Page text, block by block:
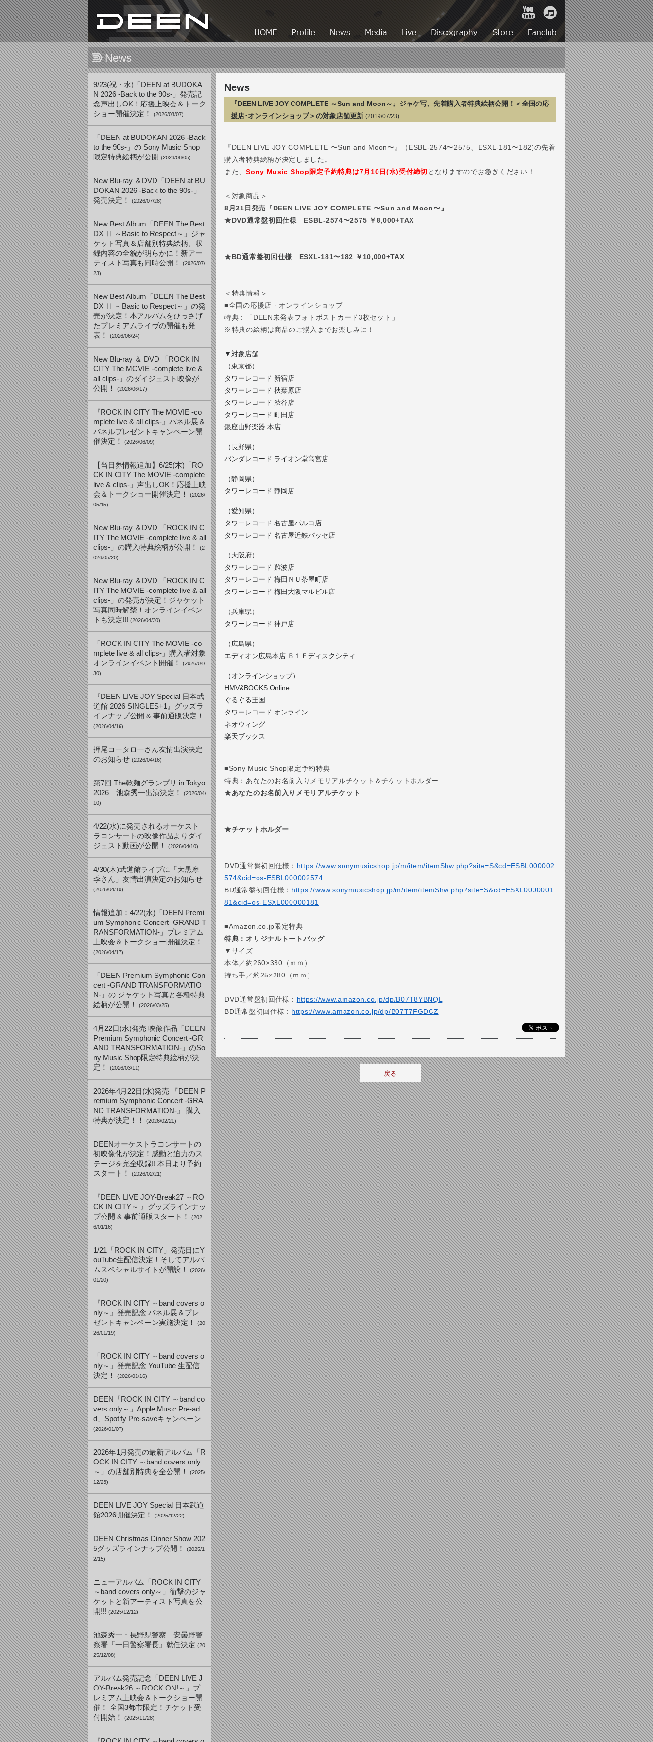
iTunes
YouTube
HOME Profile News Media Live Discography
Store Fanclub
News
9/23(祝・水)「DEEN at BUDOKA
N 2026 -Back to the 90s-」発売記
念声出しOK！応援上映会＆トーク
ショー開催決定！
(2026/08/07)
「DEEN at BUDOKAN 2026 -Back
to the 90s-」の Sony Music Shop
限定特典絵柄が公開 (2026/08/05)
New Blu-ray ＆DVD「DEEN at BU
DOKAN 2026 -Back to the 90s-」
発売決定！
(2026/07/28)
New Best Album「DEEN The Best
DX Ⅱ ～Basic to Respect～」ジャ
ケット写真＆店舗別特典絵柄、収
録内容の全貌が明らかに！新アー
ティスト写真も同時公開！
(2026/07/
23)
New Best Album「DEEN The Best
DX Ⅱ ～Basic to Respect～」の発
売が決定！本アルバムをひっさげ
たプレミアムライヴの開催も発
表！
(2026/06/24)
New Blu-ray ＆ DVD 「ROCK IN
CITY The MOVIE -complete live &
all clips-」のダイジェスト映像が
公開！
(2026/06/17)
『ROCK IN CITY The MOVIE -co
mplete live & all clips-』パネル展＆
パネルプレゼントキャンペーン開
催決定！
(2026/06/09)
【当日券情報追加】6/25(木)「RO
CK IN CITY The MOVIE -complete
live & clips-」声出しOK！応援上映
会＆トークショー開催決定！
(2026/
05/15)
New Blu-ray ＆DVD 「ROCK IN C
ITY The MOVIE -complete live & all
clips-」の購入特典絵柄が公開！
(2
026/05/20)
New Blu-ray ＆DVD 「ROCK IN C
ITY The MOVIE -complete live & all
clips-」の発売が決定！ジャケット
写真同時解禁！オンラインイベン
トも決定!!! (2026/04/30)
「ROCK IN CITY The MOVIE -co
mplete live & all clips-」購入者対象
オンラインイベント開催！
(2026/04/
30)
『DEEN LIVE JOY Special 日本武
道館 2026 SINGLES+1』グッズラ
インナップ公開 & 事前通販決定！
(2026/04/16)
押尾コータローさん友情出演決定
のお知らせ (2026/04/16)
第7回 The乾麺グランプリ in Tokyo
2026 池森秀一出演決定！
(2026/04/
10)
4/22(水)に発売されるオーケスト
ラコンサートの映像作品よりダイ
ジェスト動画が公開！
(2026/04/10)
4/30(木)武道館ライブに「大黒摩
季さん」友情出演決定のお知らせ
(2026/04/10)
情報追加：4/22(水)「DEEN Premi
um Symphonic Concert -GRAND T
RANSFORMATION-」プレミアム
上映会＆トークショー開催決定！
(2026/04/17)
「DEEN Premium Symphonic Con
cert -GRAND TRANSFORMATIO
N-」の ジャケット写真と各種特典
絵柄が公開！
(2026/03/25)
4月22日(水)発売 映像作品「DEEN
Premium Symphonic Concert -GR
AND TRANSFORMATION-」のSo
ny Music Shop限定特典絵柄が決
定！
(2026/03/11)
2026年4月22日(水)発売 『DEEN P
remium Symphonic Concert -GRA
ND TRANSFORMATION-』 購入
特典が決定！！
(2026/02/21)
DEENオーケストラコンサートの
初映像化が決定！感動と迫力のス
テージを完全収録!! 本日より予約
スタート！
(2026/02/21)
『DEEN LIVE JOY-Break27 ～RO
CK IN CITY～ 』グッズラインナッ
プ公開 & 事前通販スタート！
(202
6/01/16)
1/21「ROCK IN CITY」発売日にY
ouTube生配信決定！そしてアルバ
ムスペシャルサイトが開設！
(2026/
01/20)
『ROCK IN CITY ～band covers o
nly～』発売記念 パネル展＆プレ
ゼントキャンペーン実施決定！
(20
26/01/19)
「ROCK IN CITY ～band covers o
nly～」発売記念 YouTube 生配信
決定！
(2026/01/16)
DEEN「ROCK IN CITY ～band co
vers only～」Apple Music Pre-ad
d、Spotify Pre-saveキャンペーン
(2026/01/07)
2026年1月発売の最新アルバム「R
OCK IN CITY ～band covers only
～」の店舗別特典を全公開！
(2025/
12/23)
DEEN LIVE JOY Special 日本武道
館2026開催決定！
(2025/12/22)
DEEN Christmas Dinner Show 202
5グッズラインナップ公開！
(2025/1
2/15)
ニューアルバム「ROCK IN CITY
～band covers only～」衝撃のジャ
ケットと新アーティスト写真を公
開!!! (2025/12/12)
池森秀一：長野県警察 安曇野警
察署『一日警察署長』就任決定 (20
25/12/08)
アルバム発売記念「DEEN LIVE J
OY-Break26 ～ROCK ON!～」プ
レミアム上映会＆トークショー開
催！ 全国3都市限定！チケット受
付開始！
(2025/11/28)
News
『DEEN LIVE JOY COMPLETE ～Sun and Moon～』ジャケ写、先着購入者特典絵柄公開！＜全国の応
援店･オンラインショップ＞の対象店舗更新 (2019/07/23)
『DEEN LIVE JOY COMPLETE 〜Sun and Moon〜』（ESBL-2574〜2575、ESXL-181〜182)の先着
購入者特典絵柄が決定しました。
また、Sony Music Shop限定予約特典は7月10日(水)受付締切 となりますのでお急ぎください！
＜対象商品＞
8月21日発売『DEEN LIVE JOY COMPLETE 〜Sun and Moon〜』
★DVD通常盤初回仕様 ESBL-2574〜2575 ￥8,000+TAX
★BD通常盤初回仕様 ESXL-181〜182 ￥10,000+TAX
＜特典情報＞
■全国の応援店・オンラインショップ
特典：「DEEN未発表フォトポストカード3枚セット」
※特典の絵柄は商品のご購入までお楽しみに！
▼対象店舗
（東京都）
タワーレコード 新宿店
タワーレコード 秋葉原店
タワーレコード 渋谷店
タワーレコード 町田店
銀座山野楽器 本店
（長野県）
バンダレコード ライオン堂高宮店
（静岡県）
タワーレコード 静岡店
（愛知県）
タワーレコード 名古屋パルコ店
タワーレコード 名古屋近鉄パッセ店
（大阪府）
タワーレコード 難波店
タワーレコード 梅田ＮＵ茶屋町店
タワーレコード 梅田大阪マルビル店
（兵庫県）
タワーレコード 神戸店
（広島県）
エディオン広島本店 Ｂ１Ｆディスクシティ
（オンラインショップ）
HMV&BOOKS Online
ぐるぐる王国
タワーレコード オンライン
ネオウィング
楽天ブックス
■Sony Music Shop限定予約特典
特典：あなたのお名前入りメモリアルチケット＆チケットホルダー
★あなたのお名前入りメモリアルチケット
★チケットホルダー
DVD通常盤初回仕様： https://www.sonymusicshop.jp/m/item/itemShw.php?site=S&cd=ESBL000002
574&cid=os-ESBL000002574
BD通常盤初回仕様： https://www.sonymusicshop.jp/m/item/itemShw.php?site=S&cd=ESXL0000001
81&cid=os-ESXL000000181
■Amazon.co.jp限定特典
特典：オリジナルトートバッグ
▼サイズ
本体／約260×330（ｍｍ）
持ち手／約25×280（ｍｍ）
DVD通常盤初回仕様： https://www.amazon.co.jp/dp/B07T8YBNQL
BD通常盤初回仕様： https://www.amazon.co.jp/dp/B07T7FGDCZ
戻る